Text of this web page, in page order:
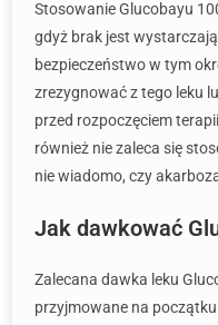
Stosowanie Glucobayu
gdyż brak jest
bezpieczeństwo w tym
zrezygnować z tego leku
przed rozpoczęciem
również nie zaleca się
nie wiadomo, czy
Jak dawkować
Zalecana dawka leku
przyjmowane na